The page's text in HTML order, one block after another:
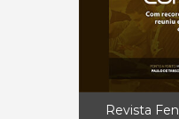
Revista